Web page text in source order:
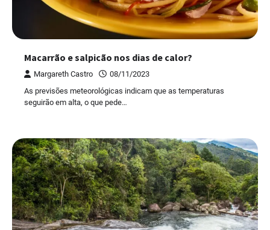
Macarrão e salpicão nos dias de calor?
Margareth Castro
08/11/2023
As previsões meteorológicas indicam que as temperaturas
seguirão em alta, o que pede…